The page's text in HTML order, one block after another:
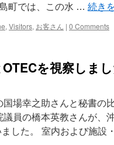
町では、この水 … 続き
, Visitors, お客さん | 0 Comments
を視察しま
場幸之助さんと秘書の
員の橋本英教さんが、
した。 室内および施設